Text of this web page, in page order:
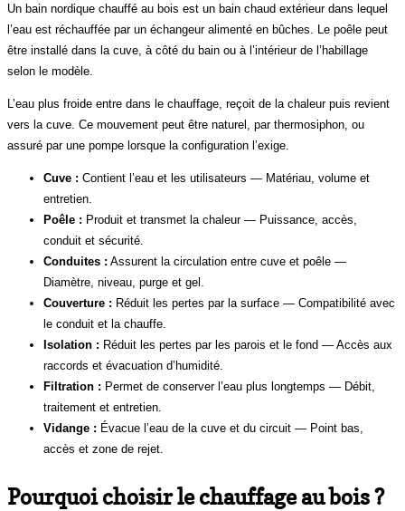
Un bain nordique chauffé au bois est un bain chaud extérieur dans lequel
l’eau est réchauffée par un échangeur alimenté en bûches. Le poêle peut
être installé dans la cuve, à côté du bain ou à l’intérieur de l’habillage
selon le modèle.
L’eau plus froide entre dans le chauffage, reçoit de la chaleur puis revient
vers la cuve. Ce mouvement peut être naturel, par thermosiphon, ou
assuré par une pompe lorsque la configuration l’exige.
Cuve : Contient l’eau et les utilisateurs — Matériau, volume et
entretien.
Poêle : Produit et transmet la chaleur — Puissance, accès,
conduit et sécurité.
Conduites : Assurent la circulation entre cuve et poêle —
Diamètre, niveau, purge et gel.
Couverture : Réduit les pertes par la surface — Compatibilité avec
le conduit et la chauffe.
Isolation : Réduit les pertes par les parois et le fond — Accès aux
raccords et évacuation d’humidité.
Filtration : Permet de conserver l’eau plus longtemps — Débit,
traitement et entretien.
Vidange : Évacue l’eau de la cuve et du circuit — Point bas,
accès et zone de rejet.
Pourquoi choisir le chauffage au bois ?